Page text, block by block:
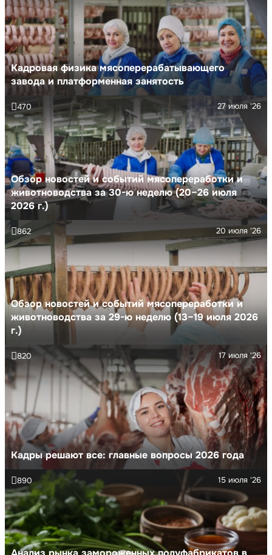
Кадровая физика мясоперерабатывающего
завода и платформенная занятость
Обзор новостей и событий мясопереработки и
животноводства за 30-ю неделю (20–26 июля
2026 г.)
27 июля '26
470
Обзор новостей и событий мясопереработки и
животноводства за 29-ю неделю (13–19 июля 2026
г.)
20 июля '26
862
Кадры решают все: главные вопросы 2026 года
17 июля '26
820
15 июля '26
890